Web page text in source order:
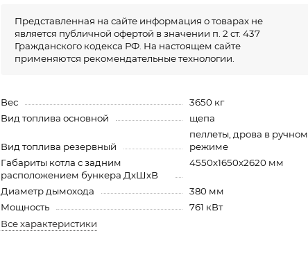
Представленная на сайте информация о товарах не
является публичной офертой в значении п. 2 ст. 437
Гражданского кодекса РФ. На настоящем сайте
применяются рекомендательные технологии.
Вес
3650 кг
Вид топлива основной
щепа
Вид топлива резервный
пеллеты, дрова в ручном
режиме
Габариты котла с задним
расположением бункера ДхШхВ
4550х1650х2620 мм
Диаметр дымохода
380 мм
Мощность
761 кВт
Все характеристики